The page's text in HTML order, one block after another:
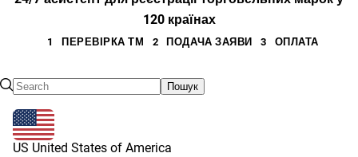
120 країнах
1 ПЕРЕВІРКА ТМ 2 ПОДАЧА ЗАЯВИ 3 ОПЛАТА
Пошук
US United States of America